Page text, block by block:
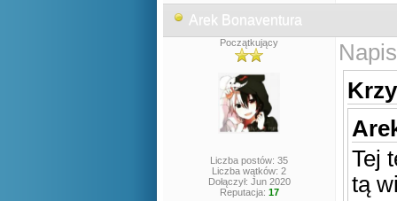
Arek Bonaventura
Początkujący
Liczba postów: 35
Liczba wątków: 2
Dołączył: Jun 2020
Reputacja: 17
Tej
tą